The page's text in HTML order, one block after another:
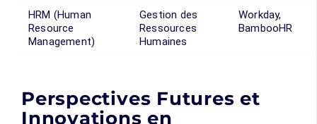
HRM (Human
Resource
Management)
Gestion des
Ressources
Humaines
Workday,
BambooHR
Perspectives Futures et
Innovations en